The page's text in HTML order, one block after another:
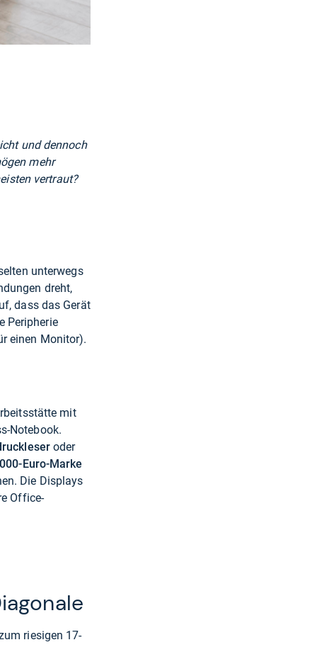
und dennoch
mehr
vertraut?
unterwegs
dreht,
dass das Gerät
Peripherie
einen Monitor).
mit
Notebook.
oder
Euro-Marke
Die Displays
Office-
riesigen 17-